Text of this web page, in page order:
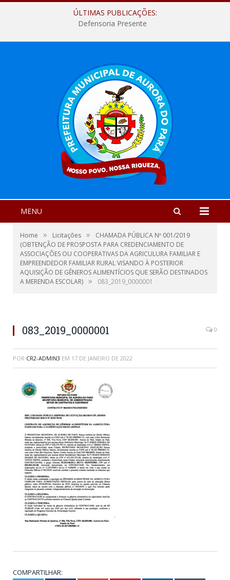
ÚLTIMAS PUBLICAÇÕES:
Defensoria Presente
MENU
Home » Licitações »
CHAMADA PÚBLICA Nº 001/2019
(OBTENÇÃO DE PROSPOSTA PARA CREDENCIAMENTO DE
ASSOCIAÇÕES OU COOPERATIVAS DA AGRICULURA FAMILIAR E
EMPREENDEDOR FAMILIAR RURAL VISANDO À POSTERIOR
AQUISIÇÃO DE GÊNEROS ALIMENTÍCIOS QUE SERÃO DESTINADOS
A MERENDA ESCOLAR) » 083_2019_0000001
083_2019_0000001 0
POR CR2-ADMIN3 EM 17 DE JANEIRO DE 2022
COMPARTILHAR: